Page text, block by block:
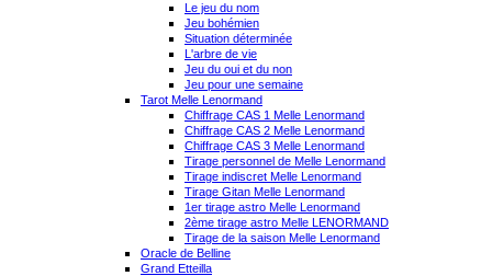
Le jeu du nom
Jeu bohémien
Situation déterminée
L'arbre de vie
Jeu du oui et du non
Jeu pour une semaine
Tarot Melle Lenormand
Chiffrage CAS 1 Melle Lenormand
Chiffrage CAS 2 Melle Lenormand
Chiffrage CAS 3 Melle Lenormand
Tirage personnel de Melle Lenormand
Tirage indiscret Melle Lenormand
Tirage Gitan Melle Lenormand
1er tirage astro Melle Lenormand
2ème tirage astro Melle LENORMAND
Tirage de la saison Melle Lenormand
Oracle de Belline
Grand Etteilla